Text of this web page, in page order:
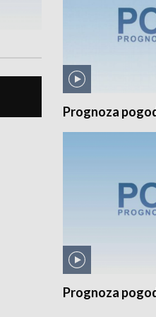
Prognoza
Prognoza